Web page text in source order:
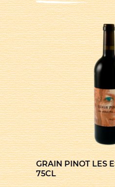
GRAIN PINOT LES
75CL